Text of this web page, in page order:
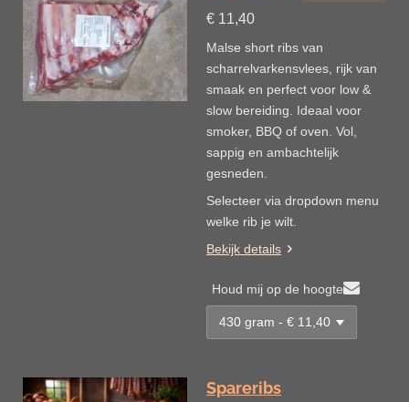
€ 11,40
Malse short ribs van
scharrelvarkensvlees, rijk van
smaak en perfect voor low &
slow bereiding. Ideaal voor
smoker, BBQ of oven. Vol,
sappig en ambachtelijk
gesneden.
Selecteer via dropdown menu
welke rib je wilt.
Bekijk details
Houd mij op de hoogte
Spareribs